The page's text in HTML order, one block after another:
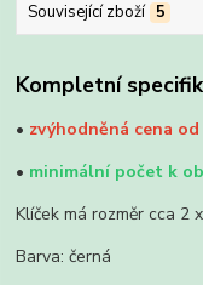
Související zboží 5
Kompletní
• zvýhodněná cena od
• minimální počet k
Klíček má rozměr cca 2
Barva: černá